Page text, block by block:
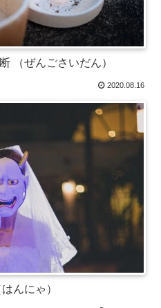
ぜんごさいだん）
2020.08.16
んにゃ）